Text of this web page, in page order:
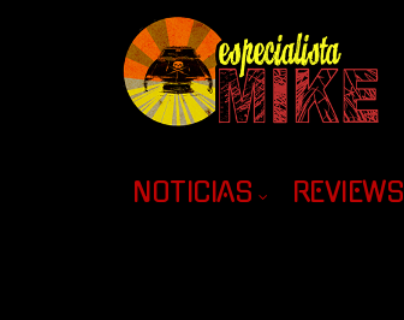
NOTICIAS REVIEWS